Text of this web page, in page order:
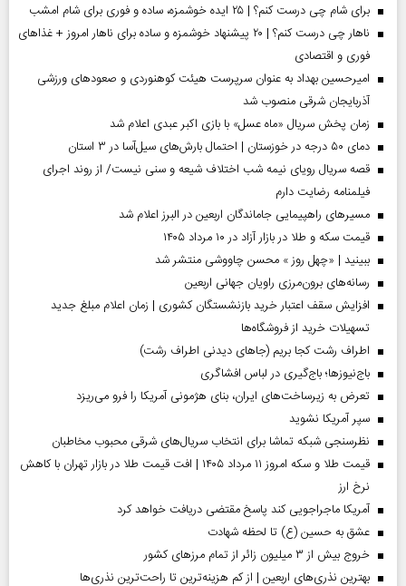
برای شام چی درست کنم؟ | ۲۵ ایده خوشمزه، ساده و فوری برای شام امشب
ناهار چی درست کنم؟ | ۲۰ پیشنهاد خوشمزه و ساده برای ناهار امروز + غذاهای
فوری و اقتصادی
امیرحسین بهداد به عنوان سرپرست هیئت کوهنوردی و صعودهای ورزشی
آذربایجان شرقی منصوب شد
زمان پخش سریال «ماه عسل» با بازی اکبر عبدی اعلام شد
دمای ۵۰ درجه در خوزستان | احتمال بارش‌های سیل‌آسا در ۳ استان
قصه سریال رویای نیمه شب اختلاف شیعه و سنی نیست/ از روند اجرای
فیلمنامه رضایت دارم
مسیر‌های راهپیمایی جاماندگان اربعین در البرز اعلام شد
قیمت سکه و طلا در بازار آزاد در ۱۰ مرداد ۱۴۰۵
ببینید | «چهل روز » محسن چاووشی منتشر شد
رسانه‌های برون‌مرزی راویان جهانی اربعین
افزایش سقف اعتبار خرید بازنشستگان کشوری | زمان اعلام مبلغ جدید
تسهیلات خرید از فروشگاه‌ها
اطراف رشت کجا بریم (جاهای دیدنی اطراف رشت)
باج‌نیوزها؛ باج‌گیری در لباس افشاگری
تعرض به زیرساخت‌های ایران، بنای هژمونی آمریکا را فرو می‌ریزد
سپر آمریکا نشوید
نظرسنجی شبکه تماشا برای انتخاب سریال‌های شرقی محبوب مخاطبان
قیمت طلا و سکه امروز ۱۱ مرداد ۱۴۰۵ | افت قیمت طلا در بازار تهران با کاهش
نرخ ارز
آمریکا ماجراجویی کند پاسخ مقتضی دریافت خواهد کرد
عشق به حسین (ع) تا لحظه شهادت
خروج بیش از ۳ میلیون زائر از تمام مرز‌های کشور
بهترین نذری‌های اربعین | از کم هزینه‌ترین تا راحت‌ترین نذری‌ها